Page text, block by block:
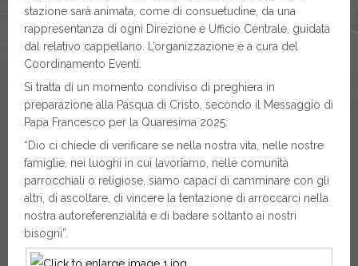
stazione sarà animata, come di consuetudine, da una
rappresentanza di ogni Direzione e Ufficio Centrale, guidata
dal relativo cappellano. L’organizzazione è a cura del
Coordinamento Eventi.
Si tratta di un momento condiviso di preghiera in
preparazione alla Pasqua di Cristo, secondo il Messaggio di
Papa Francesco per la Quaresima 2025:
“Dio ci chiede di verificare se nella nostra vita, nelle nostre
famiglie, nei luoghi in cui lavoriamo, nelle comunità
parrocchiali o religiose, siamo capaci di camminare con gli
altri, di ascoltare, di vincere la tentazione di arroccarci nella
nostra autoreferenzialità e di badare soltanto ai nostri
bisogni”.